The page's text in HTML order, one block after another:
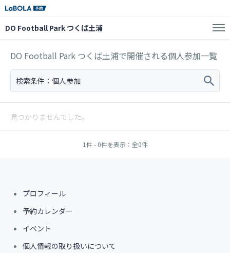
DO Football Park つくば土浦
DO Football Park つくば土浦で開催される個人参加一覧
検索条件： 個人参加
見つかりませんでした。
1件 - 0件を表示：全0件
プロフィール
予約カレンダー
イベント
個人情報の取り扱いについて